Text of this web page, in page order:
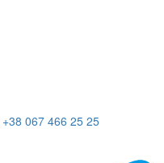
+38 067 466 25 25